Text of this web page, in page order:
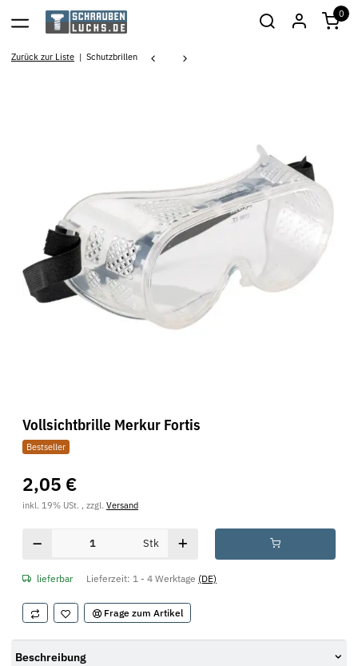
0
Zurück zur Liste Schutzbrillen
Vollsichtbrille Merkur Fortis
Bestseller
2,05 €
inkl. 19% USt. , zzgl. Versand
Stk
lieferbar Lieferzeit: 1 - 4 Werktage (DE)
Frage zum Artikel
Beschreibung